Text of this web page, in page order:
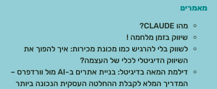
מאמרים
מהו CLAUDE?
שיווק בזמן מלחמה !
לשווק בלי להרגיש כמו מכונת מכירות: איך להפוך את
השיווק הדיגיטלי לכלי של העצמה?
דילמת המאה בדיגיטל: בניית אתרים ב-AI מול וורדפרס –
המדריך המלא לקבלת ההחלטה העסקית הנכונה ביותר